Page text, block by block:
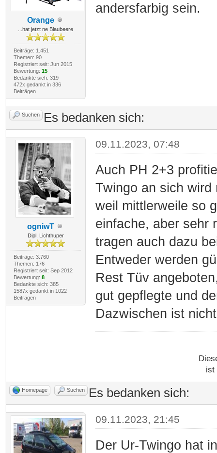
Orange
...hat jetzt ne Blaubeere
Beiträge: 1.451
Themen: 90
Registriert seit: Jun 2015
Bewertung: 15
Bedankte sich: 319
472x gedankt in 336
Beiträgen
andersfarbig sein.
Suchen Es bedanken sich:
ogniwT
Dipl. Lichthuper
Beiträge: 3.760
Themen: 176
Registriert seit: Sep 2012
Bewertung: 8
Bedankte sich: 385
1587x gedankt in 1022
Beiträgen
09.11.2023, 07:48
Auch PH 2+3
Twingo an sich wird
weil mittlerweile so
einfache, aber sehr
tragen auch dazu
Entweder werden
Rest Tüv
gut gepflegte und
Dazwischen ist
ist
Homepage Suchen Es bedanken sich:
09.11.2023, 21:45
Der Ur-Twingo hat